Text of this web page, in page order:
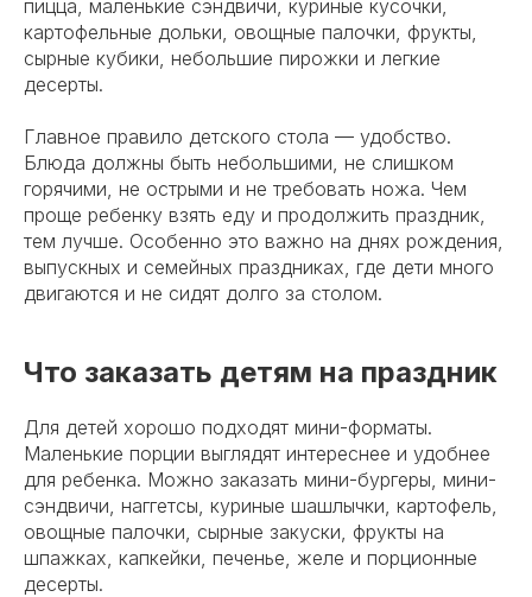
пицца, маленькие сэндвичи, куриные кусочки,
картофельные дольки, овощные палочки, фрукты,
сырные кубики, небольшие пирожки и легкие
десерты.
Главное правило детского стола — удобство.
Блюда должны быть небольшими, не слишком
горячими, не острыми и не требовать ножа. Чем
проще ребенку взять еду и продолжить праздник,
тем лучше. Особенно это важно на днях рождения,
выпускных и семейных праздниках, где дети много
двигаются и не сидят долго за столом.
Что заказать детям на праздник
Для детей хорошо подходят мини-форматы.
Маленькие порции выглядят интереснее и удобнее
для ребенка. Можно заказать мини-бургеры, мини-
сэндвичи, наггетсы, куриные шашлычки, картофель,
овощные палочки, сырные закуски, фрукты на
шпажках, капкейки, печенье, желе и порционные
десерты.